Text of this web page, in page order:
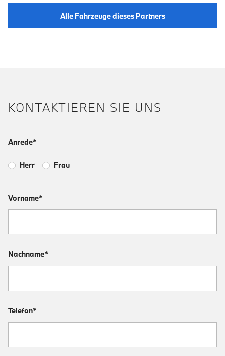
Alle Fahrzeuge dieses Partners
KONTAKTIEREN SIE UNS
Anrede*
Herr Frau
Vorname*
Nachname*
Telefon*